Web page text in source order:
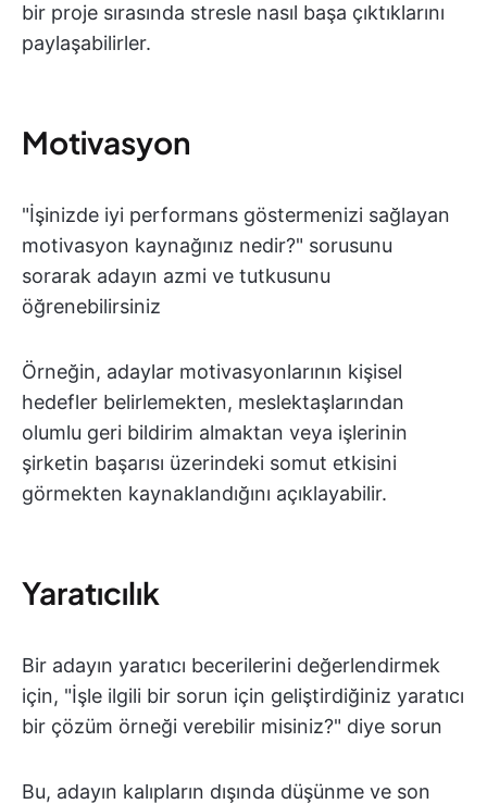
bir proje sırasında stresle nasıl başa çıktıklarını
paylaşabilirler.
Motivasyon
"İşinizde iyi performans göstermenizi sağlayan
motivasyon kaynağınız nedir?" sorusunu
sorarak adayın azmi ve tutkusunu
öğrenebilirsiniz
Örneğin, adaylar motivasyonlarının kişisel
hedefler belirlemekten, meslektaşlarından
olumlu geri bildirim almaktan veya işlerinin
şirketin başarısı üzerindeki somut etkisini
görmekten kaynaklandığını açıklayabilir.
Yaratıcılık
Bir adayın yaratıcı becerilerini değerlendirmek
için, "İşle ilgili bir sorun için geliştirdiğiniz yaratıcı
bir çözüm örneği verebilir misiniz?" diye sorun
Bu, adayın kalıpların dışında düşünme ve son